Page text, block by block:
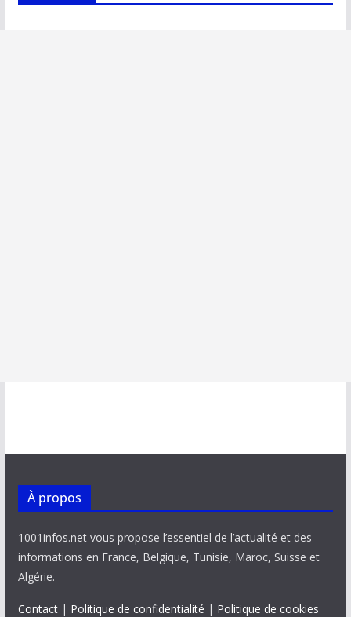
À propos
1001infos.net vous propose l’essentiel de l’actualité et des
informations en France, Belgique, Tunisie, Maroc, Suisse et
Algérie.
Contact| Politique de confidentialité | Politique de cookies